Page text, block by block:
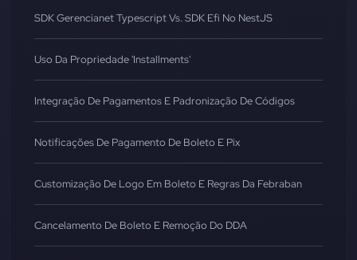
SDK Gerencianet Typescript Vs. SDK Efi No NestJS
Uso Da Propriedade 'installments'
Integração De Pagamentos E Padronização De Códigos
Notificações De Pagamento De Boleto E Pix
Customização De Logo Em Boleto E Regras Da Febraban
Cancelamento De Boleto E Remoção Do DDA